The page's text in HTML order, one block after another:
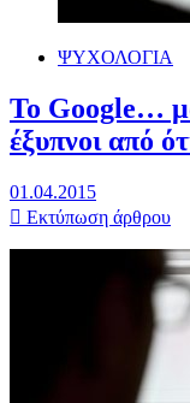
ΨΥΧΟΛΟΓΙΑ
Το Google…
έξυπνοι από
01.04.2015
Εκτύπωση άρθρου